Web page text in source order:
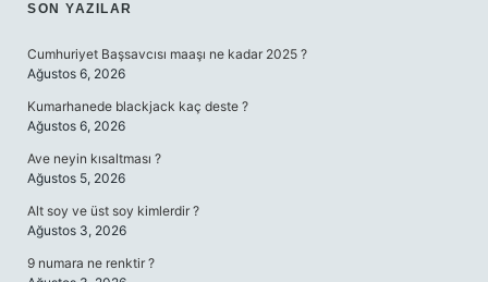
SIDEBAR
SON YAZILAR
Cumhuriyet Başsavcısı maaşı ne kadar 2025 ?
Ağustos 6, 2026
Kumarhanede blackjack kaç deste ?
Ağustos 6, 2026
Ave neyin kısaltması ?
Ağustos 5, 2026
Alt soy ve üst soy kimlerdir ?
Ağustos 3, 2026
9 numara ne renktir ?